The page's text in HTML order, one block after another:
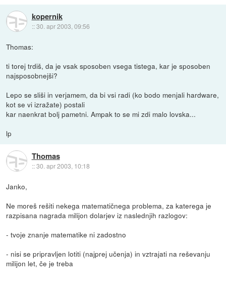
kopernik
::30. apr 2003, 09:56
Thomas:
ti torej trdiš, da je vsak sposoben vsega tistega, kar je sposoben
najsposobnejši?
Lepo se sliši in verjamem, da bi vsi radi (ko bodo menjali hardware,
kot se vi izražate) postali
kar naenkrat bolj pametni. Ampak to se mi zdi malo lovska...
lp
Thomas
::30. apr 2003, 10:18
Janko,
Ne moreš rešiti nekega matematičnega problema, za katerega je
razpisana nagrada milijon dolarjev iz naslednjih razlogov:
- tvoje znanje matematike ni zadostno
- nisi se pripravljen lotiti (najprej učenja) in vztrajati na reševanju
milijon let, če je treba